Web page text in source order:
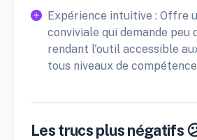
Expérience intuitive : Offre
conviviale qui demande peu
rendant l'outil accessible
tous niveaux de
Les trucs plus négatifs